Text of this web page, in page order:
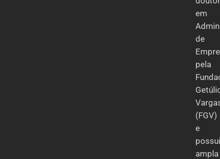
em
de
pela
(FGV)
e
possui
ampla